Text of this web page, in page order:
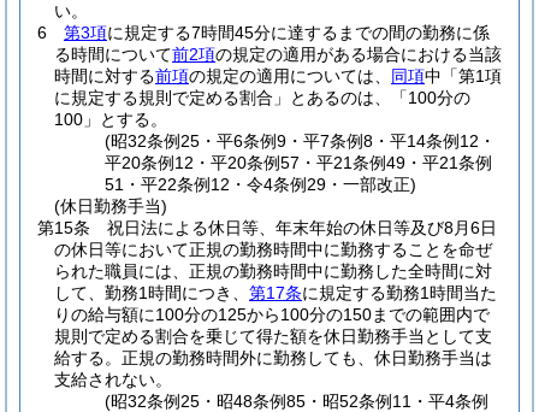
い。
6
第3項に規定する7時間45分に達するまでの間の勤務に係
る時間について前2項の規定の適用がある場合における当該
時間に対する前項の規定の適用については、 同項中「第1項
に規定する規則で定める割合」とあるのは、「100分の
100」とする。
(昭32条例25・平6条例9・平7条例8・平14条例12・
平20条例12・平20条例57・平21条例49・平21条例
51・平22条例12・令4条例29・一部改正)
(休日勤務手当)
第15条
祝日法による休日等、年末年始の休日等及び8月6日
の休日等において正規の勤務時間中に勤務することを命ぜ
られた職員には、正規の勤務時間中に勤務した全時間に対
して、勤務1時間につき、 第17条に規定する勤務1時間当た
りの給与額に100分の125から100分の150までの範囲内で
規則で定める割合を乗じて得た額を休日勤務手当として支
給する。 正規の勤務時間外に勤務しても、休日勤務手当は
支給されない。
(昭32条例25・昭48条例85・昭52条例11・平4条例